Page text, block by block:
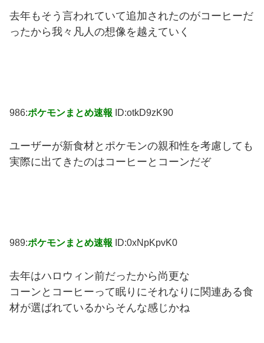
去年もそう言われていて追加されたのがコーヒーだ
ったから我々凡人の想像を越えていく
986:ポケモンまとめ速報 ID:otkD9zK90
ユーザーが新食材とポケモンの親和性を考慮しても
実際に出てきたのはコーヒーとコーンだぞ
989:ポケモンまとめ速報 ID:0xNpKpvK0
去年はハロウィン前だったから尚更な
コーンとコーヒーって眠りにそれなりに関連ある食
材が選ばれているからそんな感じかね